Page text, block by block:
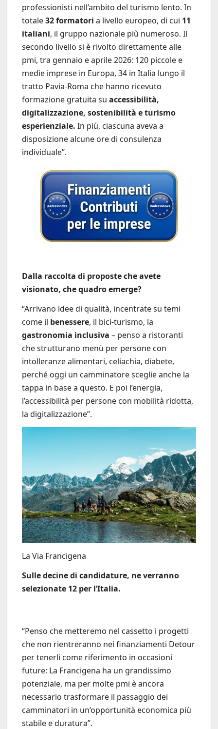
professionisti nell’ambito del turismo lento. In
totale32 formatori a livello europeo, di cui 11
italiani, il gruppo nazionale più numeroso. Il
secondo livello si è rivolto direttamente alle
pmi, tra gennaio e aprile 2026: 120 piccole e
medie imprese in Europa, 34 in Italia lungo il
tratto Pavia-Roma che hanno ricevuto
formazione gratuita su accessibilità,
digitalizzazione, sostenibilità e turismo
esperienziale. In più, ciascuna aveva a
disposizione alcune ore di consulenza
individuale”.
Dalla raccolta di proposte che avete
visionato, che quadro emerge?
“Arrivano idee di qualità, incentrate su temi
come il benessere, il bici-turismo, la
gastronomia inclusiva – penso a ristoranti
che strutturano menù per persone con
intolleranze alimentari, celiachia, diabete,
perché oggi un camminatore sceglie anche la
tappa in base a questo. E poi l’energia,
l’accessibilità per persone con mobilità ridotta,
la digitalizzazione”.
La Via Francigena
Sulle decine di candidature, ne verranno
selezionate 12 per l’Italia.
“Penso che metteremo nel cassetto i progetti
che non rientreranno nei finanziamenti Detour
per tenerli come riferimento in occasioni
future: La Francigena ha un grandissimo
potenziale, ma per molte pmi è ancora
necessario trasformare il passaggio dei
camminatori in un’opportunità economica più
stabile e duratura”.